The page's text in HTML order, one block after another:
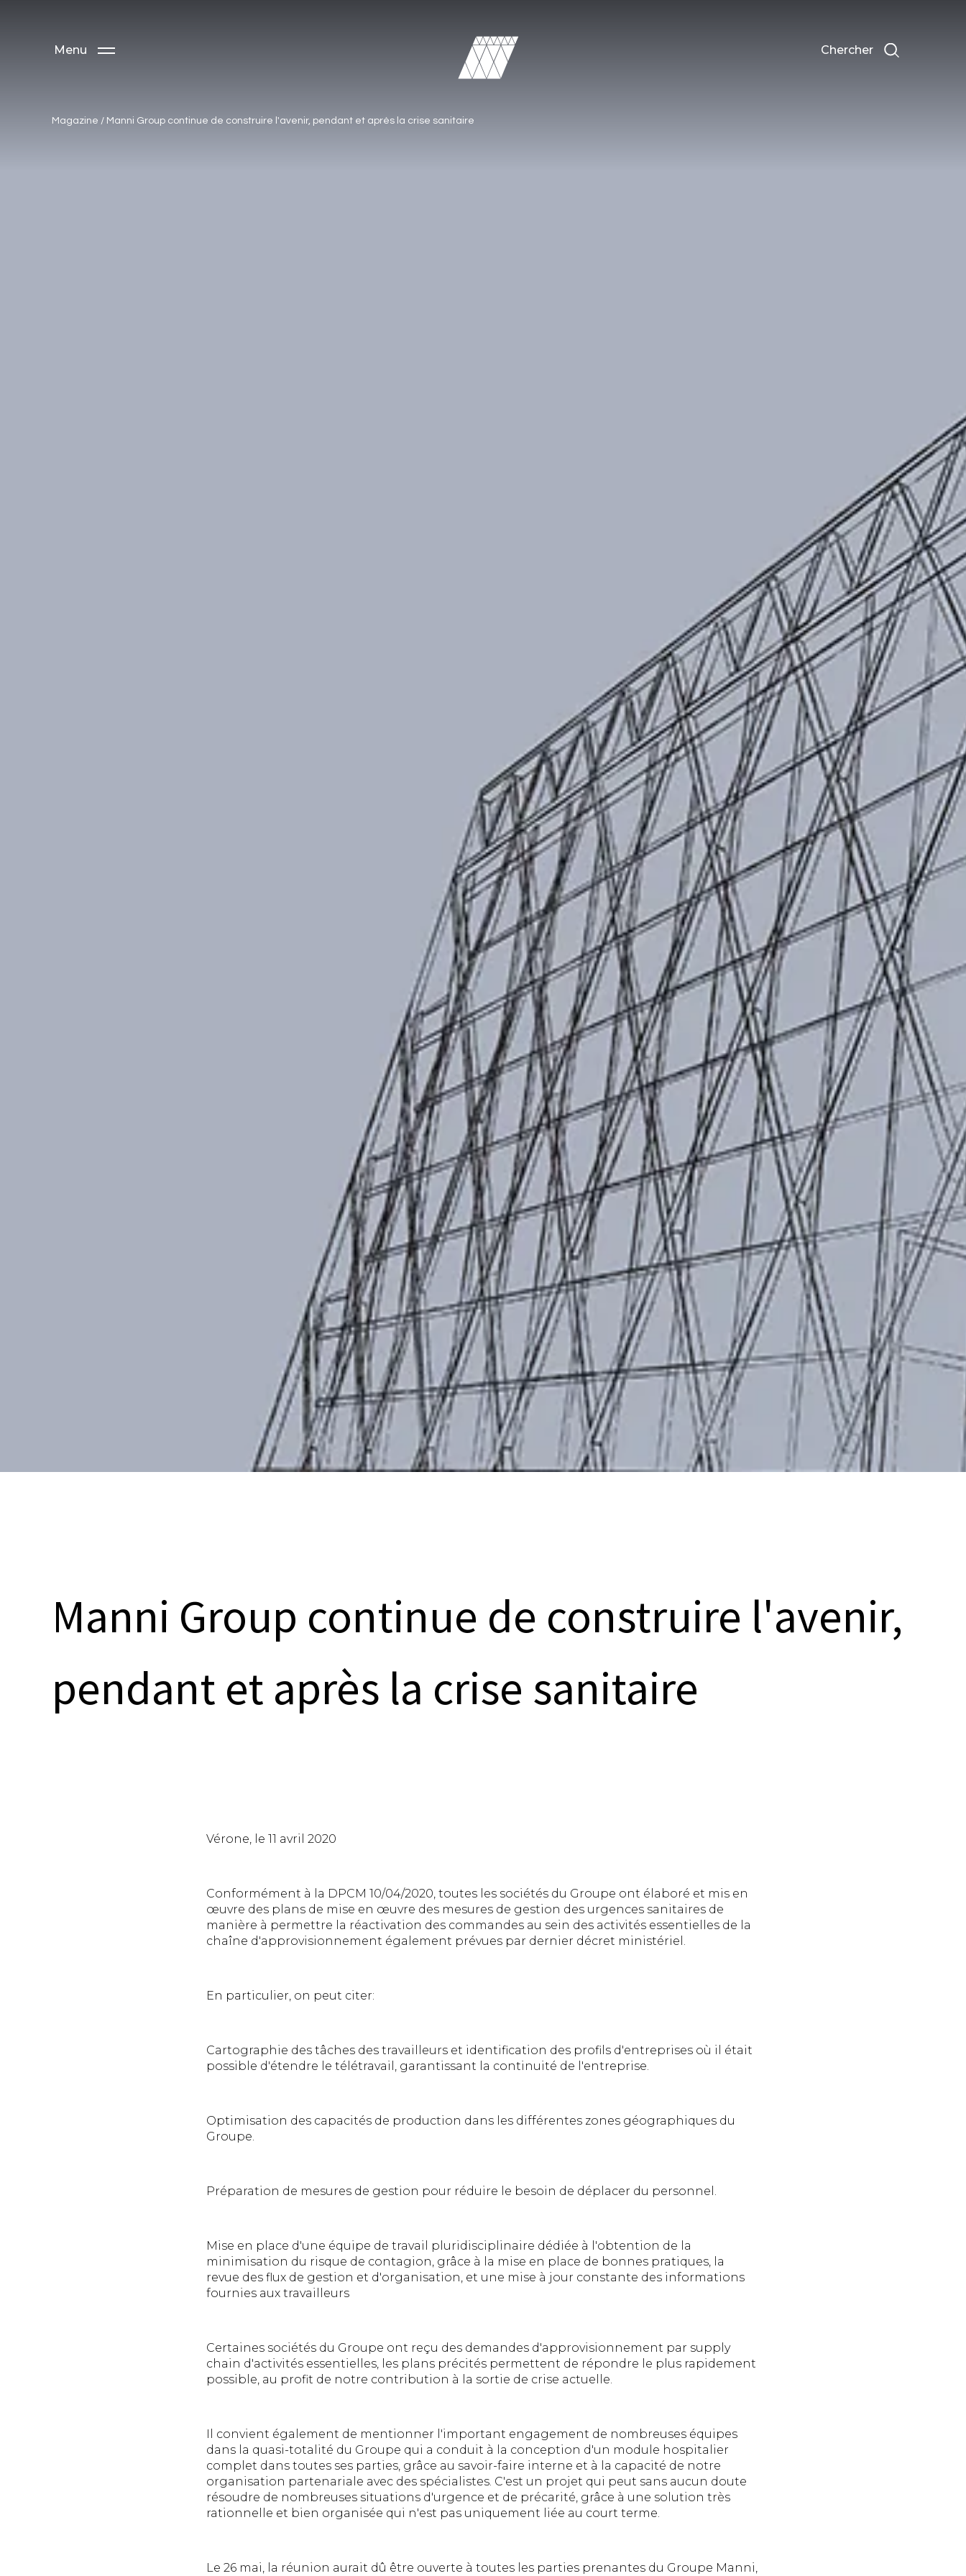
Menu Chercher
Magazine / Manni Group continue de construire l'avenir, pendant et après la crise sanitaire
Manni Group continue de construire l'avenir,
pendant et après la crise sanitaire
Vérone, le 11 avril 2020
Conformément à la DPCM 10/04/2020, toutes les sociétés du Groupe ont élaboré et mis en
œuvre des plans de mise en œuvre des mesures de gestion des urgences sanitaires de
manière à permettre la réactivation des commandes au sein des activités essentielles de la
chaîne d'approvisionnement également prévues par dernier décret ministériel.
En particulier, on peut citer:
Cartographie des tâches des travailleurs et identification des profils d'entreprises où il était
possible d'étendre le télétravail, garantissant la continuité de l'entreprise.
Optimisation des capacités de production dans les différentes zones géographiques du
Groupe.
Préparation de mesures de gestion pour réduire le besoin de déplacer du personnel.
Mise en place d'une équipe de travail pluridisciplinaire dédiée à l'obtention de la
minimisation du risque de contagion, grâce à la mise en place de bonnes pratiques, la
revue des flux de gestion et d'organisation, et une mise à jour constante des informations
fournies aux travailleurs
Certaines sociétés du Groupe ont reçu des demandes d'approvisionnement par supply
chain d'activités essentielles, les plans précités permettent de répondre le plus rapidement
possible, au profit de notre contribution à la sortie de crise actuelle.
Il convient également de mentionner l'important engagement de nombreuses équipes
dans la quasi-totalité du Groupe qui a conduit à la conception d'un module hospitalier
complet dans toutes ses parties, grâce au savoir-faire interne et à la capacité de notre
organisation partenariale avec des spécialistes. C'est un projet qui peut sans aucun doute
résoudre de nombreuses situations d'urgence et de précarité, grâce à une solution très
rationnelle et bien organisée qui n'est pas uniquement liée au court terme.
Le 26 mai, la réunion aurait dû être ouverte à toutes les parties prenantes du Groupe Manni,